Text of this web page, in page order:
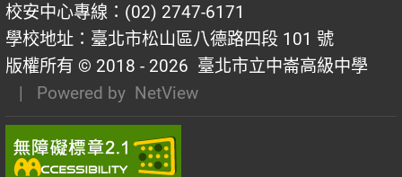
校安中心專線：(02) 2747-6171
學校地址：臺北市松山區八德路四段 101 號
版權所有 © 2018 - 2026 臺北市立中崙高級中學
| Powered by NetView